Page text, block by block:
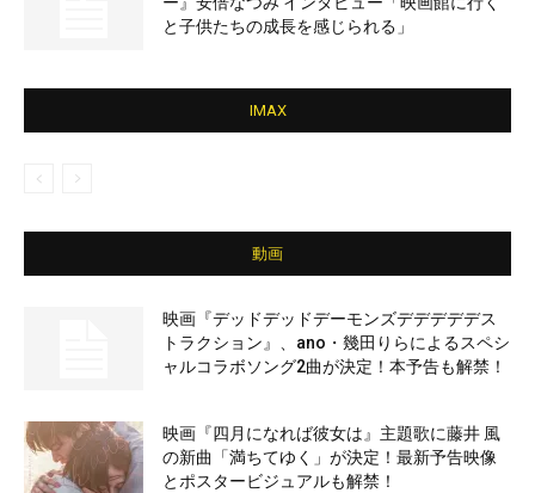
と子供たちの成長を感じられる」
IMAX
動画
映画『デッドデッドデーモンズデデデデデス
トラクション』、ano・幾田りらによるスペシ
ャルコラボソング2曲が決定！本予告も解禁！
映画『四月になれば彼女は』主題歌に藤井 風
の新曲「満ちてゆく」が決定！最新予告映像
とポスタービジュアルも解禁！